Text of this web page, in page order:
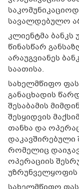
სავალდებულო
კლიენტმა ბანკს
წინასწარ
არაუგვიანეს
საათისა.
სახელმწიფო
განაცხადის
შესაბამის
შესყიდვის
თანხა და
დაკავშირებული
რომელიც
ოპერაციის
უზრუნველყოფის